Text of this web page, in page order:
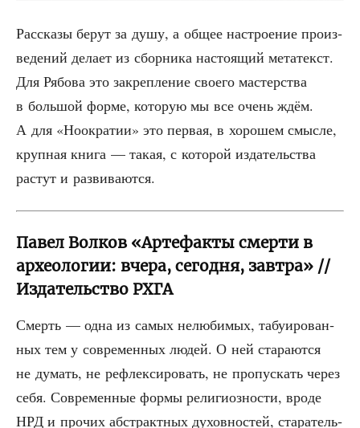
Рас­ска­зы берут за душу, а общее настро­е­ние про­из­
ве­де­ний дела­ет из сбор­ни­ка насто­я­щий мета­текст.
Для Рябо­ва это закреп­ле­ние сво­е­го мастер­ства
в боль­шой фор­ме, кото­рую мы все очень ждём.
А для «Ноокра­тии» это пер­вая, в хоро­шем смыс­ле,
круп­ная кни­га — такая, с кото­рой изда­тель­ства
рас­тут и развиваются.
Павел Волков «Артефакты смерти в
археологии: вчера, сегодня, завтра» //
Издательство РХГА
Смерть — одна из самых нелю­би­мых, табу­и­ро­ван­
ных тем у совре­мен­ных людей. О ней ста­ра­ют­ся
не думать, не рефлек­си­ро­вать, не про­пус­кать через
себя. Совре­мен­ные фор­мы рели­ги­оз­но­сти, вро­де
НРД и про­чих абстракт­ных духов­но­стей, ста­ра­тель­